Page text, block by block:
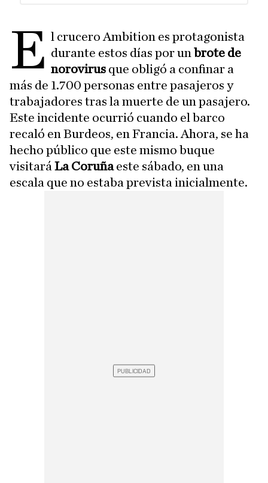
E l crucero Ambition es protagonista
durante estos días por un brote de
norovirus que obligó a confinar a
más de 1.700 personas entre pasajeros y
trabajadores tras la muerte de un pasajero.
Este incidente ocurrió cuando el barco
recaló en Burdeos, en Francia. Ahora, se ha
hecho público que este mismo buque
visitará La Coruñaeste sábado, en una
escala que no estaba prevista inicialmente.